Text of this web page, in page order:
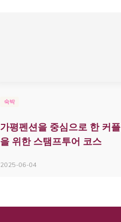
숙박
가평펜션을 중심으로 한 커플
을 위한 스탬프투어 코스
2025-06-04